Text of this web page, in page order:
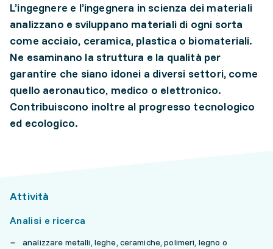
L’ingegnere e l’ingegnera in scienza dei materiali
analizzano e sviluppano materiali di ogni sorta
come acciaio, ceramica, plastica o biomateriali.
Ne esaminano la struttura e la qualità per
garantire che siano idonei a diversi settori, come
quello aeronautico, medico o elettronico.
Contribuiscono inoltre al progresso tecnologico
ed ecologico.
Attività
Analisi e ricerca
analizzare metalli, leghe, ceramiche, polimeri, legno o